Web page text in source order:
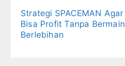
Strategi SPACEMAN Agar
Bisa Profit Tanpa Bermain
Berlebihan